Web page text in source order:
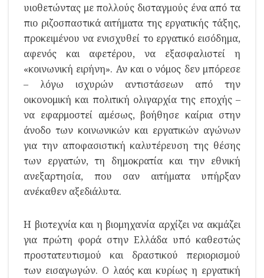
υιοθετώντας με πολλούς δισταγμούς ένα από τα
πιο ριζοσπαστικά αιτήματα της εργατικής τάξης,
προκειμένου να ενισχυθεί το εργατικό εισόδημα,
αφενός και αφετέρου, να εξασφαλιστεί η
«κοινωνική ειρήνη». Αν και ο νόμος δεν μπόρεσε
– λόγω ισχυρών αντιστάσεων από την
οικονομική και πολιτική ολιγαρχία της εποχής –
να εφαρμοστεί αμέσως, βοήθησε καίρια στην
άνοδο των κοινωνικών και εργατικών αγώνων
για την αποφασιστική καλυτέρευση της θέσης
των εργατών, τη δημοκρατία και την εθνική
ανεξαρτησία, που σαν αιτήματα υπήρξαν
ανέκαθεν αξεδιάλυτα.
Η βιοτεχνία και η βιομηχανία αρχίζει να ακμάζει
για πρώτη φορά στην Ελλάδα υπό καθεστώς
προστατευτισμού και δραστικού περιορισμού
των εισαγωγών. Ο λαός και κυρίως η εργατική